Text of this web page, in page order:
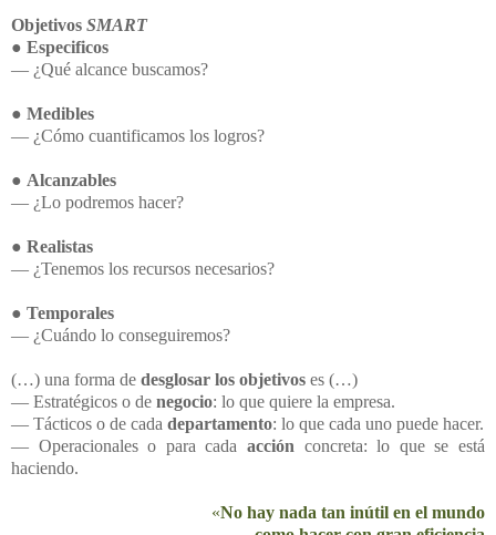
Objetivos SMART
● Especificos
― ¿Qué alcance buscamos?
● Medibles
― ¿Cómo cuantificamos los logros?
● Alcanzables
― ¿Lo podremos hacer?
● Realistas
― ¿Tenemos los recursos necesarios?
● Temporales
― ¿Cuándo lo conseguiremos?
(…) una forma de desglosar los objetivos es (…)
― Estratégicos o de negocio: lo que quiere la empresa.
― Tácticos o de cada departamento: lo que cada uno puede hacer.
― Operacionales o para cada acción concreta: lo que se está
haciendo.
«No hay nada tan inútil en el mundo